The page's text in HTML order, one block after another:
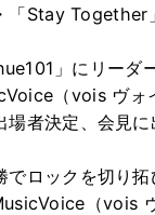
「Stay Together
」にリーダ
（vois ヴォ
場者決定、会見
でロックを切り
（vois